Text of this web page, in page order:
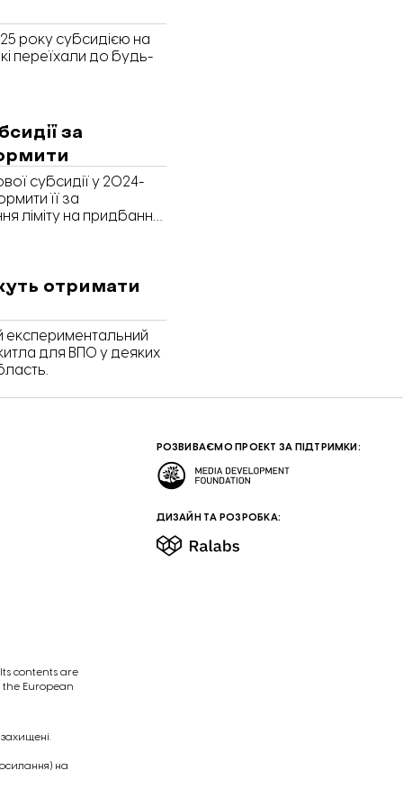
року субсидією на
переїхали до будь-
за
субсидії у 2024-
її за
ліміту на придбання
отримати
експериментальний
для ВПО у деяких
РОЗВИВАЄМО ПРОЕКТ ЗА ПІДТРИМКИ:
ДИЗАЙН ТА РОЗРОБКА:
contents are
European
на